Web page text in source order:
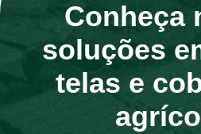
Conheça
soluções
telas e